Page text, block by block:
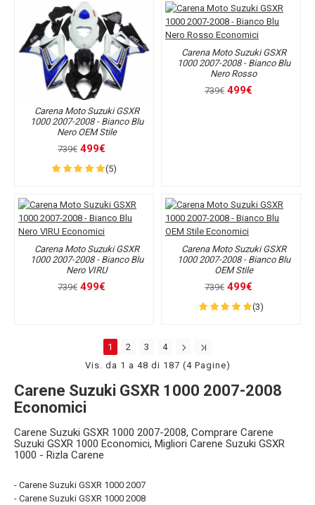
- Carene Suzuki GSXR 1000 2007
- Carene Suzuki GSXR 1000 2008
Carena Moto Suzuki GSXR
1000 2007-2008 - Bianco Blu
Nero OEM Stile
739€ 499€
(5)
Carena Moto Suzuki GSXR
1000 2007-2008 - Bianco Blu
Nero Rosso
739€ 499€
Carena Moto Suzuki GSXR
1000 2007-2008 - Bianco Blu
Nero VIRU
739€ 499€
Carena Moto Suzuki GSXR
1000 2007-2008 - Bianco Blu
OEM Stile
739€ 499€
(3)
1 2 3
4
Vis. da 1 a 48 di 187 (4 Pagine)
Carene Suzuki GSXR 1000 2007-2008
Economici
Carene Suzuki GSXR 1000 2007-2008, Comprare Carene
Suzuki GSXR 1000 Economici, Migliori Carene Suzuki GSXR
1000 - Rizla Carene